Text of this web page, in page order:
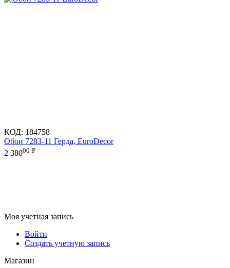
КОД: 184758
Обои 7283-11 Герда, EuroDecor
2 38000 Р
Моя учетная запись
Войти
Создать учетную запись
Магазин